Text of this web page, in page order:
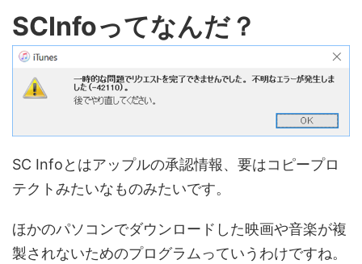
SCInfoってなんだ？
SC Infoとはアップルの承認情報、要はコピープロ
テクトみたいなものみたいです。
ほかのパソコンでダウンロードした映画や音楽が複
製されないためのプログラムっていうわけですね。